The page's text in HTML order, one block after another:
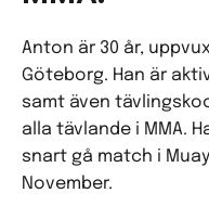
Anton är 30 år,
Göteborg. Han är
samt även
alla tävlande i MMA.
snart gå match i
November.